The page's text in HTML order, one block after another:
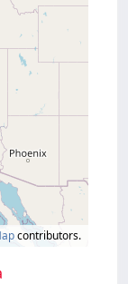
contributors.